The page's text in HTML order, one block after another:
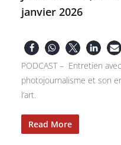
janvier 2026
PODCAST – Entretien
photojournalisme et son
l’art.
Read More